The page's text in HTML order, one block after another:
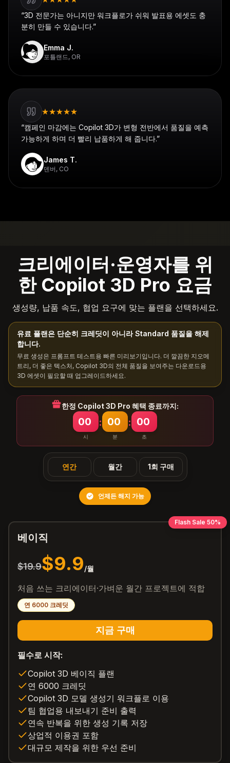
“3D 전문가는 아니지만 워크플로가 쉬워 발표용 에셋도 충
분히 만들 수 있습니다.”
Emma J.
포틀랜드, OR
★★★★★
“캠페인 마감에는 Copilot 3D가 변형 전반에서 품질을 예측
가능하게 하며 더 빨리 납품하게 해 줍니다.”
James T.
덴버, CO
크리에이터·운영자를 위
한 Copilot 3D Pro 요금
생성량, 납품 속도, 협업 요구에 맞는 플랜을 선택하세요.
유료 플랜은 단순히 크레딧이 아니라 Standard 품질을 해제
합니다.
무료 생성은 프롬프트 테스트용 빠른 미리보기입니다. 더 깔끔한 지오메
트리, 더 좋은 텍스처, Copilot 3D의 전체 품질을 보여주는 다운로드용
3D 에셋이 필요할 때 업그레이드하세요.
한정 Copilot 3D Pro 혜택 종료까지:
00
시
: 00
분
: 00
초
연간 월간 1회 구매
언제든 해지 가능
Flash Sale 50%
베이직
$19.9$9.9/월
처음 쓰는 크리에이터·가벼운 월간 프로젝트에 적합
연 6000 크레딧
지금 구매
필수로 시작:
Copilot 3D 베이직 플랜
연 6000 크레딧
Copilot 3D 모델 생성기 워크플로 이용
팀 협업용 내보내기 준비 출력
연속 반복을 위한 생성 기록 저장
상업적 이용권 포함
대규모 제작을 위한 우선 준비